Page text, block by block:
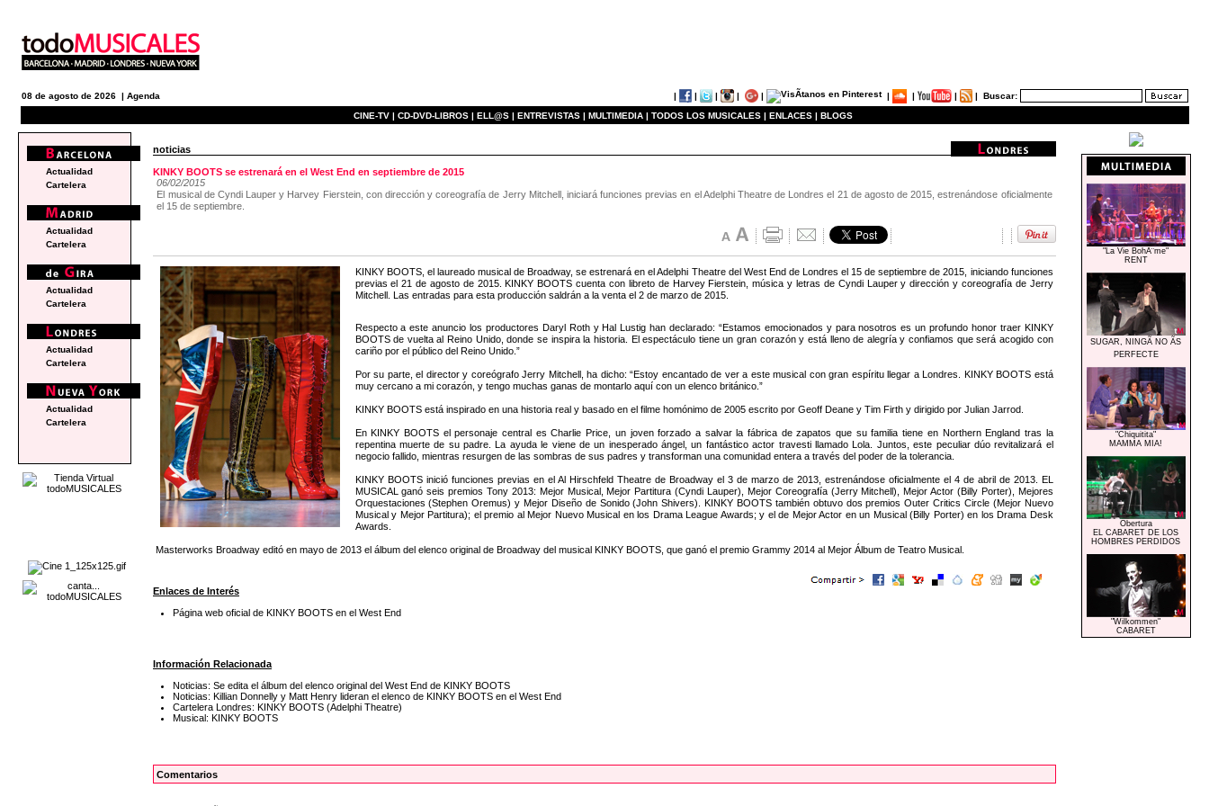
08 de agosto de 2026 | Agenda | | | | | | | | | Buscar:
CINE-TV | CD-DVD-LIBROS | ELL@S | ENTREVISTAS | MULTIMEDIA | TODOS LOS MUSICALES | ENLACES | BLOGS
noticias
KINKY BOOTS se estrenará en el West End en septiembre de 2015
06/02/2015
El musical de Cyndi Lauper y Harvey Fierstein, con dirección y coreografía de Jerry Mitchell, iniciará funciones previas en el Adelphi Theatre de Londres el 21 de agosto de 2015, estrenándose oficialmente
el 15 de septiembre.
KINKY BOOTS, el laureado musical de Broadway, se estrenará en el Adelphi Theatre del West End de Londres el 15 de septiembre de 2015, iniciando funciones
previas el 21 de agosto de 2015. KINKY BOOTS cuenta con libreto de Harvey Fierstein, música y letras de Cyndi Lauper y dirección y coreografía de Jerry
Mitchell. Las entradas para esta producción saldrán a la venta el 2 de marzo de 2015.
Respecto a este anuncio los productores Daryl Roth y Hal Lustig han declarado: “Estamos emocionados y para nosotros es un profundo honor traer KINKY
BOOTS de vuelta al Reino Unido, donde se inspira la historia. El espectáculo tiene un gran corazón y está lleno de alegría y confiamos que será acogido con
cariño por el público del Reino Unido.”
Por su parte, el director y coreógrafo Jerry Mitchell, ha dicho: “Estoy encantado de ver a este musical con gran espíritu llegar a Londres. KINKY BOOTS está
muy cercano a mi corazón, y tengo muchas ganas de montarlo aquí con un elenco británico.”
KINKY BOOTS está inspirado en una historia real y basado en el filme homónimo de 2005 escrito por Geoff Deane y Tim Firth y dirigido por Julian Jarrod.
En KINKY BOOTS el personaje central es Charlie Price, un joven forzado a salvar la fábrica de zapatos que su familia tiene en Northern England tras la
repentina muerte de su padre. La ayuda le viene de un inesperado ángel, un fantástico actor travesti llamado Lola. Juntos, este peculiar dúo revitalizará el
negocio fallido, mientras resurgen de las sombras de sus padres y transforman una comunidad entera a través del poder de la tolerancia.
KINKY BOOTS inició funciones previas en el Al Hirschfeld Theatre de Broadway el 3 de marzo de 2013, estrenándose oficialmente el 4 de abril de 2013. EL
MUSICAL ganó seis premios Tony 2013: Mejor Musical, Mejor Partitura (Cyndi Lauper), Mejor Coreografía (Jerry Mitchell), Mejor Actor (Billy Porter), Mejores
Orquestaciones (Stephen Oremus) y Mejor Diseño de Sonido (John Shivers). KINKY BOOTS también obtuvo dos premios Outer Critics Circle (Mejor Nuevo
Musical y Mejor Partitura); el premio al Mejor Nuevo Musical en los Drama League Awards; y el de Mejor Actor en un Musical (Billy Porter) en los Drama Desk
Awards.
Masterworks Broadway editó en mayo de 2013 el álbum del elenco original de Broadway del musical KINKY BOOTS, que ganó el premio Grammy 2014 al Mejor Álbum de Teatro Musical.
Enlaces de Interés
Página web oficial de KINKY BOOTS en el West End
Información Relacionada
Noticias: Se edita el álbum del elenco original del West End de KINKY BOOTS
Noticias: Killian Donnelly y Matt Henry lideran el elenco de KINKY BOOTS en el West End
Cartelera Londres: KINKY BOOTS (Adelphi Theatre)
Musical: KINKY BOOTS
Comentarios
Actualidad
Cartelera
Actualidad
Cartelera
Actualidad
Cartelera
Actualidad
Cartelera
Actualidad
Cartelera
"La Vie BohÃ¨me"
RENT
SUGAR, NINGÃ NO ÃS
PERFECTE
"Chiquitita"
MAMMA MIA!
Obertura
EL CABARET DE LOS
HOMBRES PERDIDOS
"Wilkommen"
CABARET